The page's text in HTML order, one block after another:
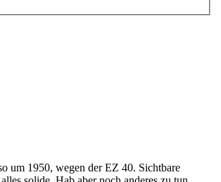
um 1950, wegen der EZ 40. Sichtbare